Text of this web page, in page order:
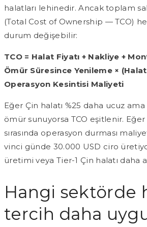
halatları lehinedir. Ancak toplam
(Total Cost of Ownership — TCO)
durum değişebilir:
TCO = Halat Fiyatı + Nakliye +
Ömür Süresince Yenileme ×
Operasyon Kesintisi Maliyeti
Eğer Çin halatı %25 daha ucuz ama
ömür sunuyorsa TCO eşitlenir.
sırasında operasyon durması
vinci günde 30.000 USD ciro
üretimi veya Tier-1 Çin halatı daha
Hangi sektörde
tercih daha